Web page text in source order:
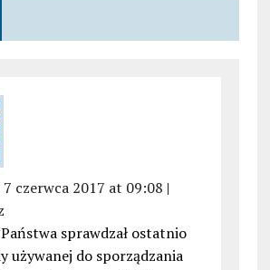
7 czerwca 2017 at 09:08 |
sprawdzał ostatnio
używanej do sporządzania